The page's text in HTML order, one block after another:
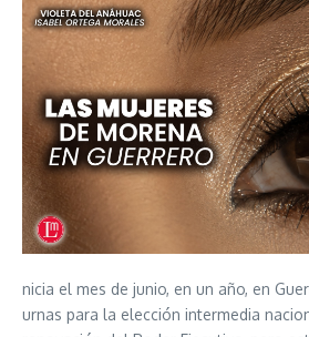
nicia el mes de junio, en un año, en
urnas para la elección intermedia